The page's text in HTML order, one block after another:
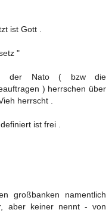
ist Gott .
"
der Nato ( bzw die
) herrschen über
herrscht .
ist frei .
großbanken namentlich
aber keiner nennt - von